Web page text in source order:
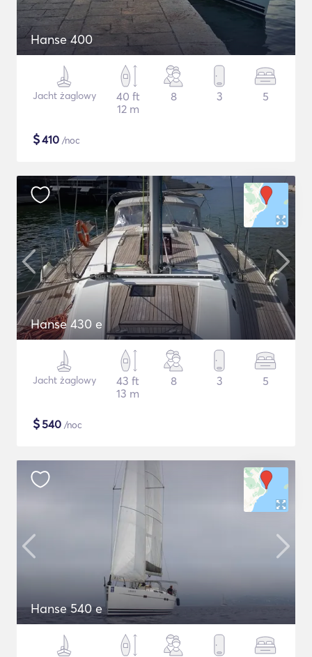
Hanse 400
Jacht żaglowy
40 ft
12 m
8 3 5
$410 /noc
Hanse 430 e
Jacht żaglowy
43 ft
13 m
8 3 5
$540 /noc
Hanse 540 e